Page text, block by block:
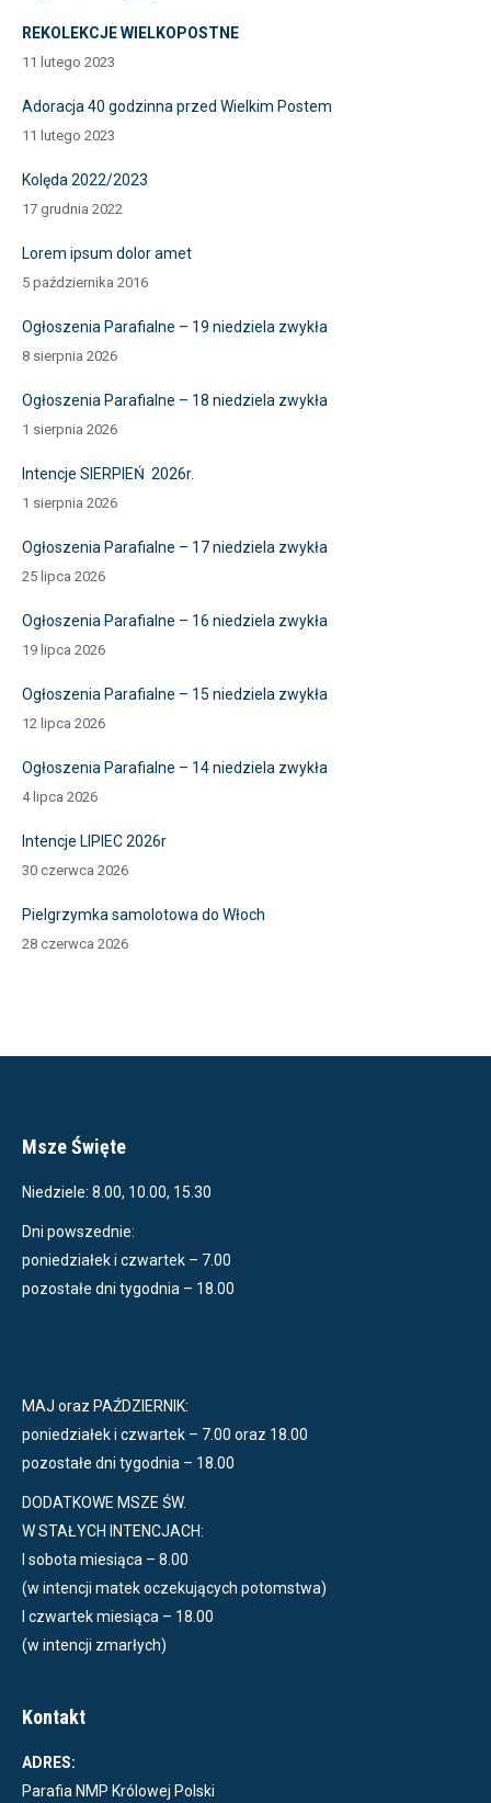
REKOLEKCJE WIELKOPOSTNE
11 lutego 2023
Adoracja 40 godzinna przed Wielkim Postem
11 lutego 2023
Kolęda 2022/2023
17 grudnia 2022
Lorem ipsum dolor amet
5 października 2016
Ogłoszenia Parafialne – 19 niedziela zwykła
8 sierpnia 2026
Ogłoszenia Parafialne – 18 niedziela zwykła
1 sierpnia 2026
Intencje SIERPIEŃ 2026r.
1 sierpnia 2026
Ogłoszenia Parafialne – 17 niedziela zwykła
25 lipca 2026
Ogłoszenia Parafialne – 16 niedziela zwykła
19 lipca 2026
Ogłoszenia Parafialne – 15 niedziela zwykła
12 lipca 2026
Ogłoszenia Parafialne – 14 niedziela zwykła
4 lipca 2026
Intencje LIPIEC 2026r
30 czerwca 2026
Pielgrzymka samolotowa do Włoch
28 czerwca 2026
Msze Święte
Niedziele: 8.00, 10.00, 15.30
Dni powszednie:
poniedziałek i czwartek – 7.00
pozostałe dni tygodnia – 18.00
MAJ oraz PAŹDZIERNIK:
poniedziałek i czwartek – 7.00 oraz 18.00
pozostałe dni tygodnia – 18.00
DODATKOWE MSZE ŚW.
W STAŁYCH INTENCJACH:
I sobota miesiąca – 8.00
(w intencji matek oczekujących potomstwa)
I czwartek miesiąca – 18.00
(w intencji zmarłych)
Kontakt
ADRES:
Parafia NMP Królowej Polski